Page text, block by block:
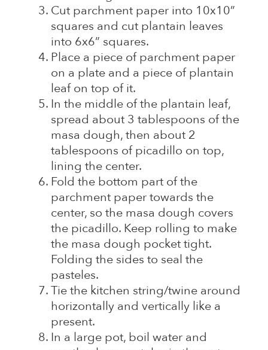
Cut parchment paper into 10x10”
squares and cut plantain leaves
into 6x6” squares.
Place a piece of parchment paper
on a plate and a piece of plantain
leaf on top of it.
In the middle of the plantain leaf,
spread about 3 tablespoons of the
masa dough, then about 2
tablespoons of picadillo on top,
lining the center.
Fold the bottom part of the
parchment paper towards the
center, so the masa dough covers
the picadillo. Keep rolling to make
the masa dough pocket tight.
Folding the sides to seal the
pasteles.
Tie the kitchen string/twine around
horizontally and vertically like a
present.
In a large pot, boil water and